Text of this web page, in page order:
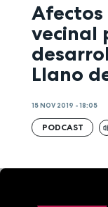
Afectos
vecinal
Llano
15 NOV 2019 - 18:05
PODCAST